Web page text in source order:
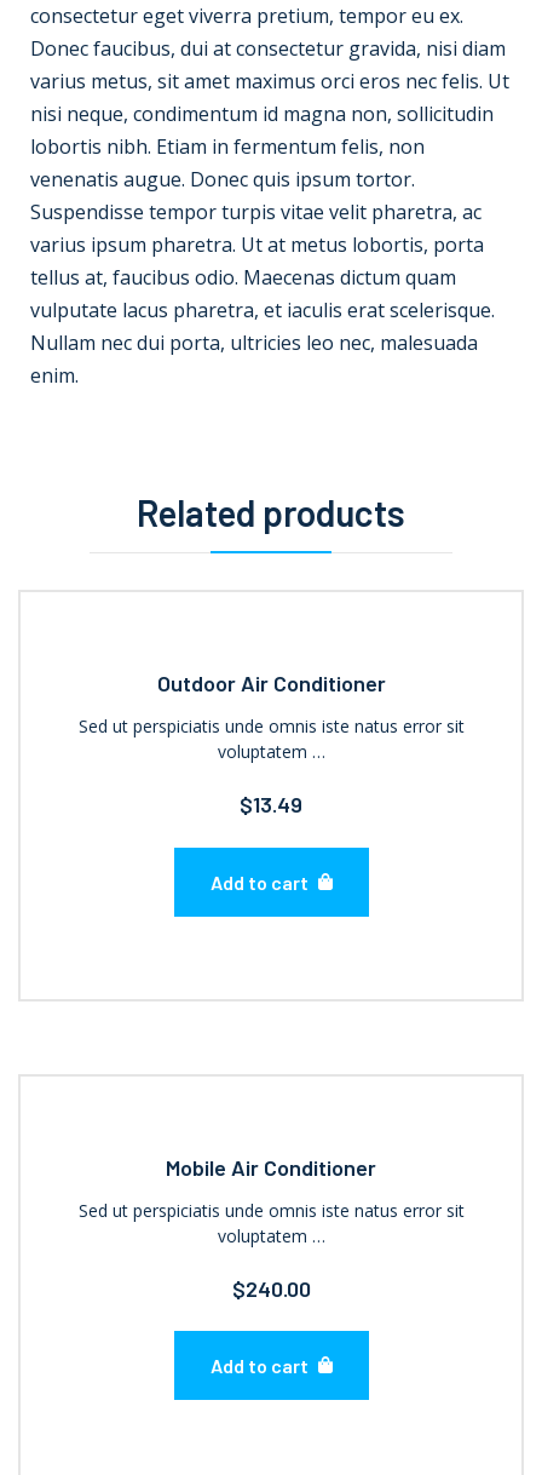
consectetur eget viverra pretium, tempor eu ex.
Donec faucibus, dui at consectetur gravida, nisi diam
varius metus, sit amet maximus orci eros nec felis. Ut
nisi neque, condimentum id magna non, sollicitudin
lobortis nibh. Etiam in fermentum felis, non
venenatis augue. Donec quis ipsum tortor.
Suspendisse tempor turpis vitae velit pharetra, ac
varius ipsum pharetra. Ut at metus lobortis, porta
tellus at, faucibus odio. Maecenas dictum quam
vulputate lacus pharetra, et iaculis erat scelerisque.
Nullam nec dui porta, ultricies leo nec, malesuada
enim.
Related products
Outdoor Air Conditioner
Sed ut perspiciatis unde omnis iste natus error sit
voluptatem …
$13.49
Add to cart
Mobile Air Conditioner
Sed ut perspiciatis unde omnis iste natus error sit
voluptatem …
$240.00
Add to cart